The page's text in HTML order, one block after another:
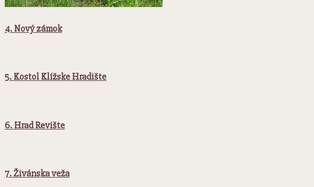
4. Nový zámok
5. Kostol Klížske Hradište
6. Hrad Revište
7. Živánska veža